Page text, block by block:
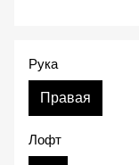
Рука
Правая
Лофт